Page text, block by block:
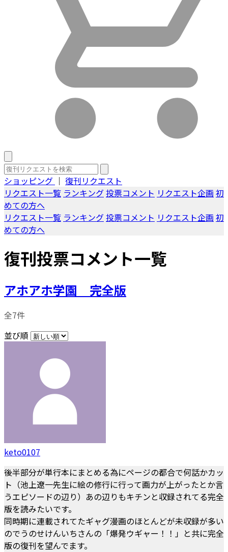
ショッピング ｜ 復刊リクエスト
リクエスト一覧 ランキング投票コメント リクエスト企画 初
めての方へ
リクエスト一覧 ランキング投票コメント リクエスト企画 初
めての方へ
復刊投票コメント一覧
アホアホ学園 完全版
全7件
並び順
keto0107
後半部分が単行本にまとめる為にページの都合で何話かカッ
ト（池上遼一先生に絵の修行に行って画力が上がったとか言
うエピソードの辺り）あの辺りもキチンと収録されてる完全
版を読みたいです。
同時期に連載されてたギャグ漫画のほとんどが未収録が多い
のでうのせけんいちさんの「爆発ウギャー！！」と共に完全
版の復刊を望んでます。